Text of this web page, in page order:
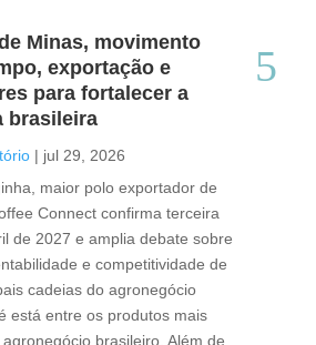
Minas, movimento
exportação e
para fortalecer a
brasileira
| jul 29, 2026
maior polo exportador de
Connect confirma terceira
de 2027 e amplia debate sobre
e competitividade de
cadeias do agronegócio
está entre os produtos mais
brasileiro. Além de